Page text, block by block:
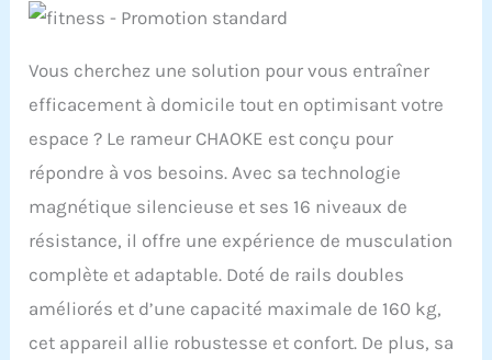
Vous cherchez une solution pour vous entraîner
efficacement à domicile tout en optimisant votre
espace ? Le rameur CHAOKE est conçu pour
répondre à vos besoins. Avec sa technologie
magnétique silencieuse et ses 16 niveaux de
résistance, il offre une expérience de musculation
complète et adaptable. Doté de rails doubles
améliorés et d’une capacité maximale de 160 kg,
cet appareil allie robustesse et confort. De plus, sa